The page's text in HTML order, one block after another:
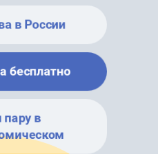
в России
бесплатно
пару в